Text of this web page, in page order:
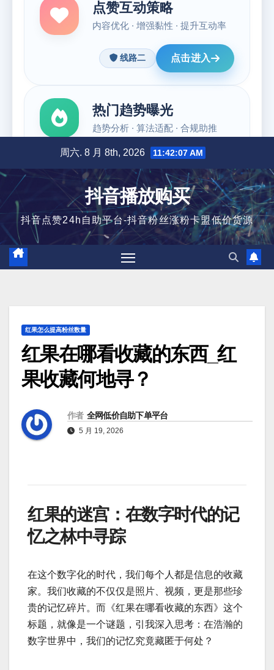
容
周六. 8 月 8th, 2026 11:42:08 AM
抖音播放购买
抖音点赞24h自助平台-抖音粉丝涨粉卡盟低价货源
红果怎么提高粉丝数量
红果在哪看收藏的东西_红
果收藏何地寻？
作者 全网低价自助下单平台
5 月 19, 2026
红果的迷宫：在数字时代的记
忆之林中寻踪
在这个数字化的时代，我们每个人都是信息的收藏
家。我们收藏的不仅仅是照片、视频，更是那些珍
贵的记忆碎片。而《红果在哪看收藏的东西》这个
标题，就像是一个谜题，引我深入思考：在浩瀚的
数字世界中，我们的记忆究竟藏匿于何处？